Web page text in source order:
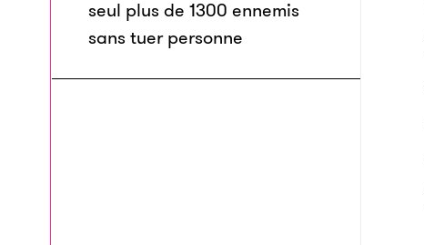
seul plus de 1300 ennemis
sans tuer personne